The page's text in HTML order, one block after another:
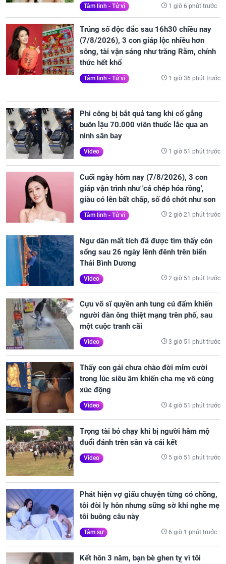
Tâm linh - Tử vi 1 giờ 6 phút trước
Trúng số độc đắc sau 16h30 chiều nay
(7/8/2026), 3 con giáp lộc nhiều hơn
sông, tài vận sáng như trăng Rằm, chính
thức hết khổ
Tâm linh - Tử vi 1 giờ 36 phút trước
Phi công bị bắt quả tang khi cố gắng
buôn lậu 70.000 viên thuốc lắc qua an
ninh sân bay
Video 1 giờ 51 phút trước
Cuối ngày hôm nay (7/8/2026), 3 con
giáp vận trình như 'cá chép hóa rồng',
giàu có lên bất chấp, số đỏ chót như son
Tâm linh - Tử vi 2 giờ 21 phút trước
Ngư dân mất tích đã được tìm thấy còn
sống sau 26 ngày lênh đênh trên biển
Thái Bình Dương
Video 2 giờ 51 phút trước
Cựu võ sĩ quyền anh tung cú đấm khiến
người đàn ông thiệt mạng trên phố, sau
một cuộc tranh cãi
Video 3 giờ 51 phút trước
Thấy con gái chưa chào đời mỉm cười
trong lúc siêu âm khiến cha mẹ vô cùng
xúc động
Video 4 giờ 51 phút trước
Trọng tài bỏ chạy khi bị người hâm mộ
đuổi đánh trên sân và cái kết
Video 5 giờ 51 phút trước
Phát hiện vợ giấu chuyện từng có chồng,
tôi đòi ly hôn nhưng sững sờ khi nghe mẹ
tôi buông câu này
Tâm sự 6 giờ 1 phút trước
Kết hôn 3 năm, bạn bè ghen tỵ vì tôi